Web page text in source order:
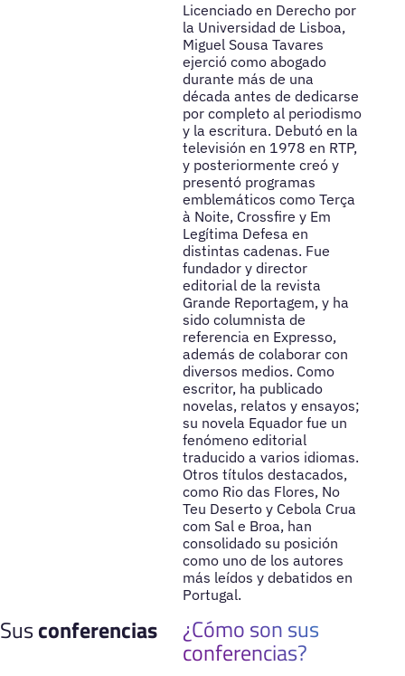
Licenciado en Derecho por
la Universidad de Lisboa,
Miguel Sousa Tavares
ejerció como abogado
durante más de una
década antes de dedicarse
por completo al periodismo
y la escritura. Debutó en la
televisión en 1978 en RTP,
y posteriormente creó y
presentó programas
emblemáticos como Terça
à Noite, Crossfire y Em
Legítima Defesa en
distintas cadenas. Fue
fundador y director
editorial de la revista
Grande Reportagem, y ha
sido columnista de
referencia en Expresso,
además de colaborar con
diversos medios. Como
escritor, ha publicado
novelas, relatos y ensayos;
su novela Equador fue un
fenómeno editorial
traducido a varios idiomas.
Otros títulos destacados,
como Rio das Flores, No
Teu Deserto y Cebola Crua
com Sal e Broa, han
consolidado su posición
como uno de los autores
más leídos y debatidos en
Portugal.
Susconferencias ¿Cómo son sus
conferencias?